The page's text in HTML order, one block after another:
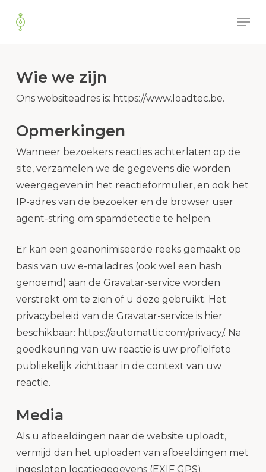
Wie we zijn
Ons websiteadres is: https://www.loadtec.be.
Opmerkingen
Wanneer bezoekers reacties achterlaten op de
site, verzamelen we de gegevens die worden
weergegeven in het reactieformulier, en ook het
IP-adres van de bezoeker en de browser user
agent-string om spamdetectie te helpen.
Er kan een geanonimiseerde reeks gemaakt op
basis van uw e-mailadres (ook wel een hash
genoemd) aan de Gravatar-service worden
verstrekt om te zien of u deze gebruikt. Het
privacybeleid van de Gravatar-service is hier
beschikbaar: https://automattic.com/privacy/. Na
goedkeuring van uw reactie is uw profielfoto
publiekelijk zichtbaar in de context van uw
reactie.
Media
Als u afbeeldingen naar de website uploadt,
vermijd dan het uploaden van afbeeldingen met
ingesloten locatiegegevens (EXIF GPS).